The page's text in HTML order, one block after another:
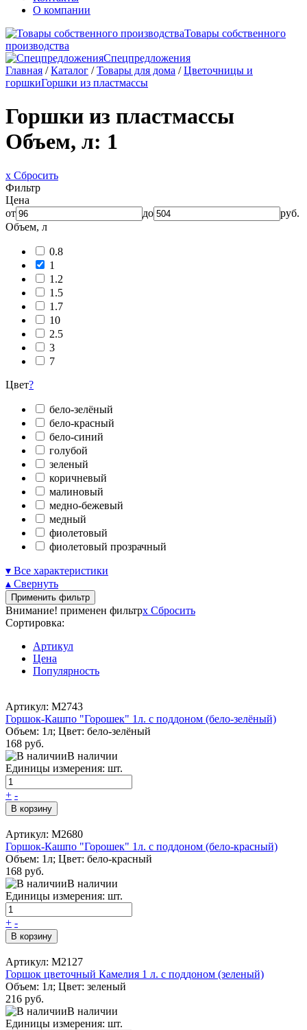
О компании
Товары собственного
производства
Спецпредложения
Главная /Каталог /Товары для дома /Цветочницы и
горшкиГоршки из пластмассы
Горшки из пластмассы
Объем, л: 1
x Сбросить
Фильтр
Цена
от
до
руб.
Объем, л
0.8
1
1.2
1.5
1.7
10
2.5
3
7
Цвет?
бело-зелёный
бело-красный
бело-синий
голубой
зеленый
коричневый
малиновый
медно-бежевый
медный
фиолетовый
фиолетовый прозрачный
▾ Все характеристики
▴ Свернуть
Применить фильтр
Внимание! применен фильтрx Сбросить
Сортировка:
Артикул
Цена
Популярность
Артикул: М2743
Горшок-Кашпо "Горошек" 1л. с поддоном (бело-зелёный)
Объем: 1л; Цвет: бело-зелёный
168 руб.
В наличии
Единицы измерения: шт.
+ -
В корзину
Артикул: М2680
Горшок-Кашпо "Горошек" 1л. с поддоном (бело-красный)
Объем: 1л; Цвет: бело-красный
168 руб.
В наличии
Единицы измерения: шт.
+ -
В корзину
Артикул: М2127
Горшок цветочный Камелия 1 л. с поддоном (зеленый)
Объем: 1л; Цвет: зеленый
216 руб.
В наличии
Единицы измерения: шт.